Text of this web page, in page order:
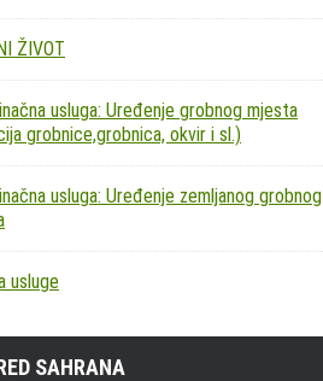
ŽIVOT
usluga: Uređenje grobnog mjesta
grobnice,grobnica, okvir i sl.)
usluga: Uređenje zemljanog grobnog
usluge
SAHRANA